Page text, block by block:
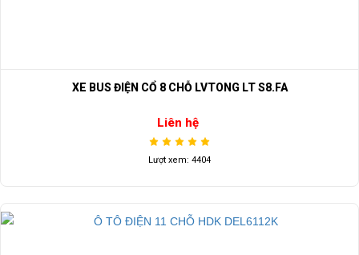
XE BUS ĐIỆN CỔ 8 CHỖ LVTONG LT S8.FA
Liên hệ
Lượt xem: 4404